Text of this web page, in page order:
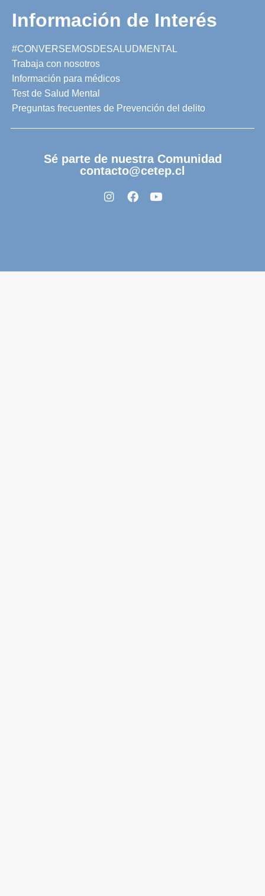
Información de Interés
#CONVERSEMOSDESALUDMENTAL
Trabaja con nosotros
Información para médicos
Test de Salud Mental
Preguntas frecuentes de Prevención del delito
Sé parte de nuestra Comunidad
contacto@cetep.cl